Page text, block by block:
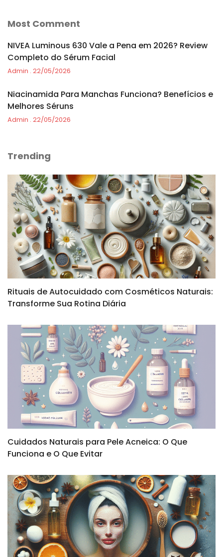
Most Comment
NIVEA Luminous 630 Vale a Pena em 2026? Review
Completo do Sérum Facial
Admin 22/05/2026
Niacinamida Para Manchas Funciona? Benefícios e
Melhores Séruns
Admin 22/05/2026
Trending
Rituais de Autocuidado com Cosméticos Naturais:
Transforme Sua Rotina Diária
Cuidados Naturais para Pele Acneica: O Que
Funciona e O Que Evitar